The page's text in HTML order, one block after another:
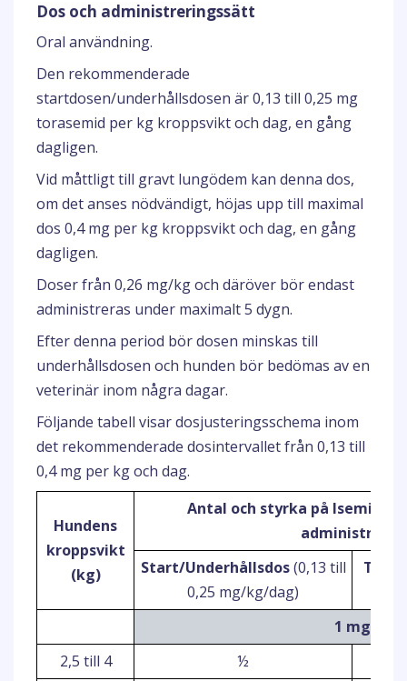
Dos och administreringssätt
Oral användning.
Den rekommenderade
startdosen/underhållsdosen är 0,13 till 0,25 mg
torasemid per kg kroppsvikt och dag, en gång
dagligen.
Vid måttligt till gravt lungödem kan denna dos,
om det anses nödvändigt, höjas upp till maximal
dos 0,4 mg per kg kroppsvikt och dag, en gång
dagligen.
Doser från 0,26 mg/kg och däröver bör endast
administreras under maximalt 5 dygn.
Efter denna period bör dosen minskas till
underhållsdosen och hunden bör bedömas av en
veterinär inom några dagar.
Följande tabell visar dosjusteringsschema inom
det rekommenderade dosintervallet från 0,13 till
0,4 mg per kg och dag.
Hundens
kroppsvikt
(kg)
Antal och styrka på Isemid
administreras
Start/Underhållsdos(0,13 till
0,25 mg/kg/dag)
1 mg
2,5 till 4
½